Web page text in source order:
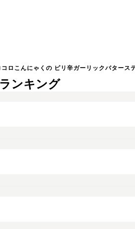
コロこんにゃくの ピリ辛ガーリックバタース
ンキング